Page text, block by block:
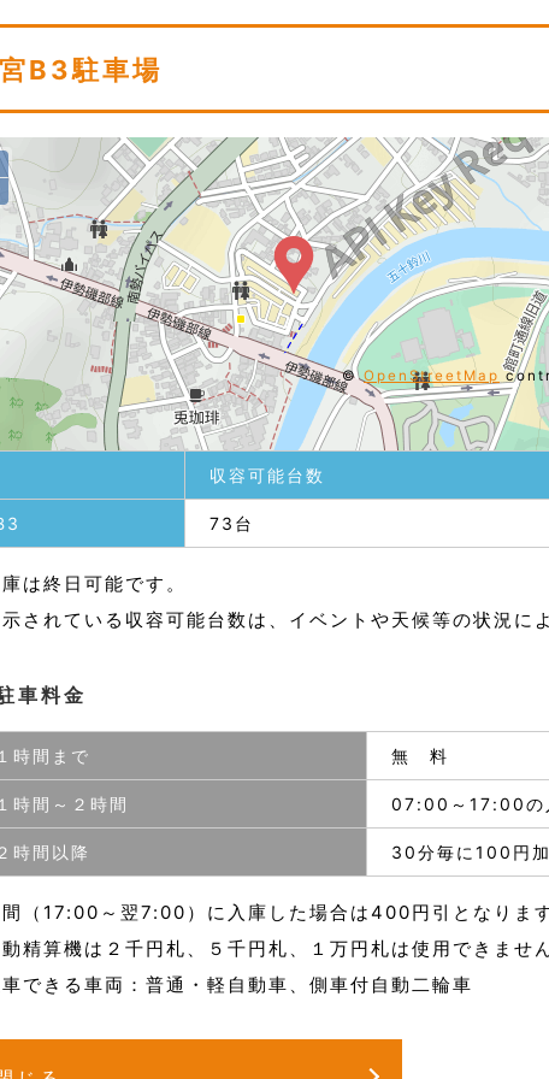
B3駐車場
©OpenStreetMap
収容可能台数
73台
は終日可能です。
されている収容可能台数は、イベントや天候等の状況に
車料金
１時間まで 無 料
１時間～２時間 07:00～17:00の
時間以降 30分毎に100円
（17:00～翌7:00）に入庫した場合は400円引となりま
精算機は２千円札、５千円札、１万円札は使用できません
できる車両：普通・軽自動車、側車付自動二輪車